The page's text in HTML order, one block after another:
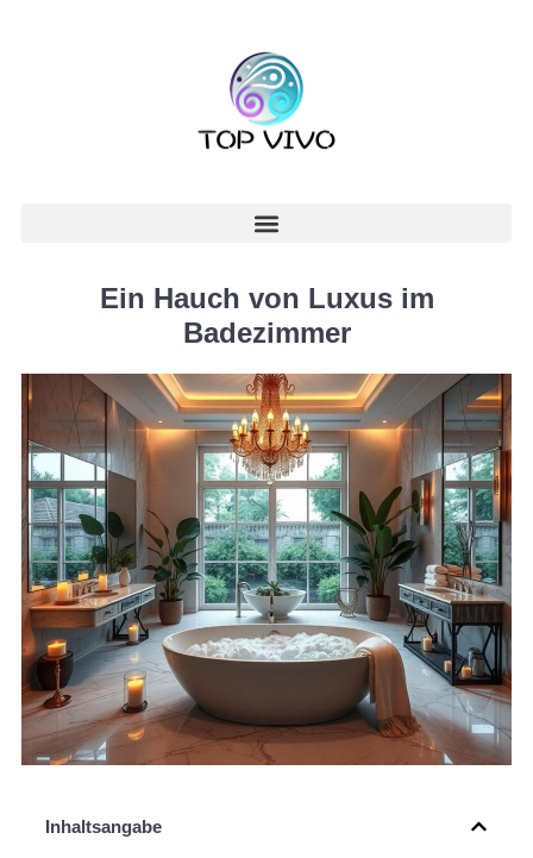
Ein Hauch von Luxus im
Badezimmer
Inhaltsangabe